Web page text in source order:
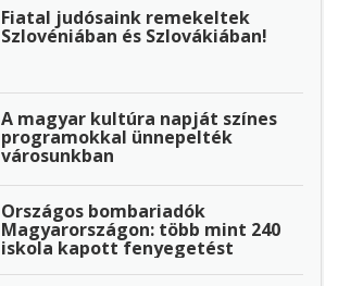
Fiatal judósaink remekeltek
Szlovéniában és Szlovákiában!
A magyar kultúra napját színes
programokkal ünnepelték
városunkban
Országos bombariadók
Magyarországon: több mint 240
iskola kapott fenyegetést